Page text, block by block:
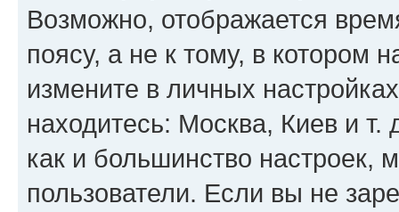
Возможно, отображается
поясу, а не к тому, в котором
измените в личных
находитесь: Москва, Киев и т.
как и большинство настроек,
пользователи. Если вы не